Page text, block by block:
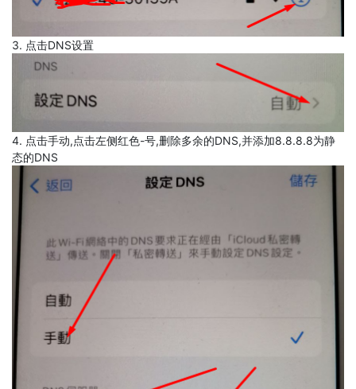
3. 点击DNS设置
4. 点击手动,点击左侧红色-号,删除多余的DNS,并添加8.8.8.8为静
态的DNS